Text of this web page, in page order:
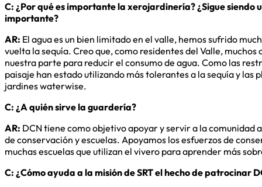
C: ¿Por qué es importante la xerojardinería? ¿Sigue siendo
importante?
AR: El agua es un bien limitado en el valle, hemos sufrido
vuelta la sequía. Creo que, como residentes del Valle,
nuestra parte para reducir el consumo de agua. Como las
paisaje han estado utilizando más tolerantes a la sequía y
jardines waterwise.
C: ¿A quién sirve la guardería?
AR: DCN tiene como objetivo apoyar y servir a la comunidad
de conservación y escuelas. Apoyamos los esfuerzos de
muchas escuelas que utilizan el vivero para aprender más
C: ¿Cómo ayuda a la misión de SRT el hecho de patrocinar